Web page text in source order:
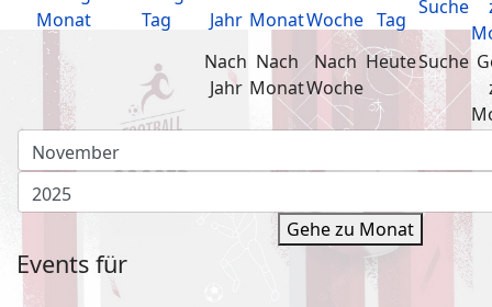
Nach
Jahr
Nach
Monat
Nach
Woche
HeuteSuche
Gehe zu Monat
Events für